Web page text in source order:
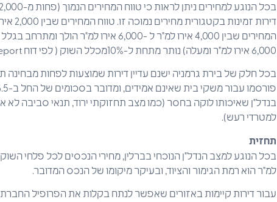
המחירים שבין 4,000 אירו למ"ר ל -6,000
6,000 אירו למ"ר ומעלה) נותר מתחת ל-10%מכלל השוק ( לפי דוח Hyp Wohnmarktreport).
בכל חלק של בירת גרמניה ישנם עדיין דירות שמוצעות לפחות מבחינה
בנדל"ן שאיכותו לוקה בחסר (כמו מצב תחזוקתי ירוד, תנאי סביבה לא
למטרדי רעש).
תחזית
בכל הנוגע למצב הנדל"ן הנוכחי בברלין, מחירי הנכסים לכל פלחי
למ"ר הוא רמת הגימור והציוד, ובעיקר מיקומו של הנכס המדובר.
עבור דירות קיימות באזורים שאפשר לנתח בקלות את הפרופיל